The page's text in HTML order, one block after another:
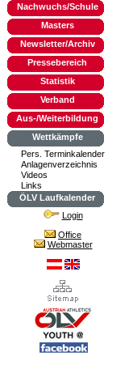
Nachwuchs/Schule
Masters
Newsletter/Archiv
Pressebereich
Statistik
Verband
Aus-/Weiterbildung
Wettkämpfe
Pers. Terminkalender
Anlagenverzeichnis
Videos
Links
ÖLV Laufkalender
Login
Office
Webmaster